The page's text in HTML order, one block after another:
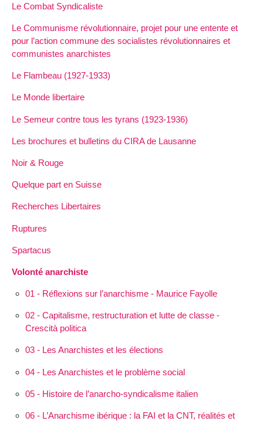
Le Combat Syndicaliste
Le Communisme révolutionnaire, projet pour une entente et
pour l’action commune des socialistes révolutionnaires et
communistes anarchistes
Le Flambeau (1927-1933)
Le Monde libertaire
Le Semeur contre tous les tyrans (1923-1936)
Les brochures et bulletins du CIRA de Lausanne
Noir & Rouge
Quelque part en Suisse
Recherches Libertaires
Ruptures
Spartacus
Volonté anarchiste
01 - Réflexions sur l’anarchisme - Maurice Fayolle
02 - Capitalisme, restructuration et lutte de classe -
Crescità politica
03 - Les Anarchistes et les élections
04 - Les Anarchistes et le problème social
05 - Histoire de l’anarcho-syndicalisme italien
06 - L’Anarchisme ibérique : la FAI et la CNT, réalités et